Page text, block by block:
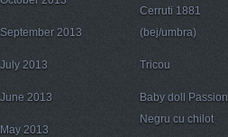
September 2013
July 2013
June 2013
May 2013
Cerruti 1881
(bej/umbra)
Tricou
Baby doll Passion
Negru cu chilot